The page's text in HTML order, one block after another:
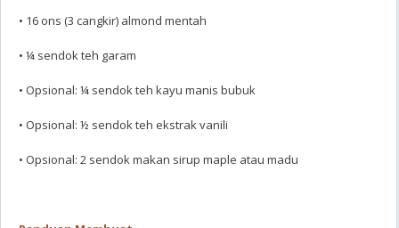
• 16 ons (3 cangkir) almond mentah
• ¼ sendok teh garam
• Opsional: ¼ sendok teh kayu manis bubuk
• Opsional: ½ sendok teh ekstrak vanili
• Opsional: 2 sendok makan sirup maple atau madu